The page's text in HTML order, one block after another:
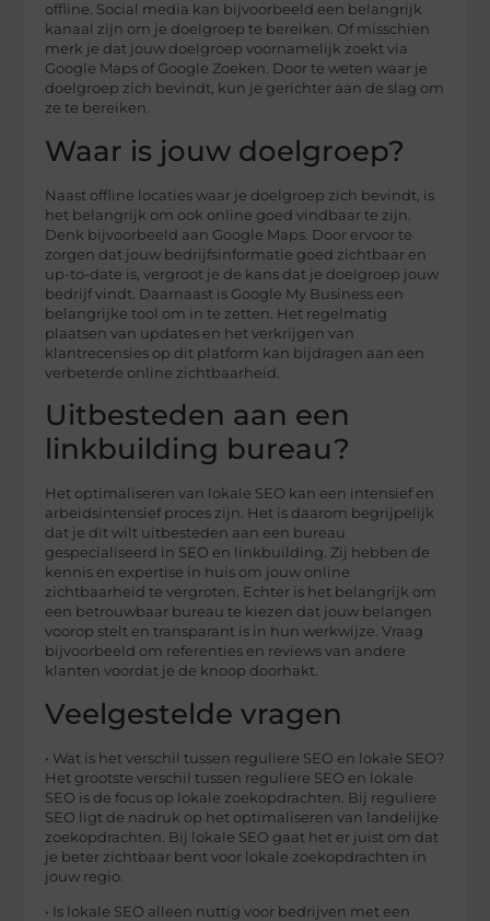
offline. Social media kan bijvoorbeeld een belangrijk
kanaal zijn om je doelgroep te bereiken. Of misschien
merk je dat jouw doelgroep voornamelijk zoekt via
Google Maps of Google Zoeken. Door te weten waar je
doelgroep zich bevindt, kun je gerichter aan de slag om
ze te bereiken.
Waar is jouw doelgroep?
Naast offline locaties waar je doelgroep zich bevindt, is
het belangrijk om ook online goed vindbaar te zijn.
Denk bijvoorbeeld aan Google Maps. Door ervoor te
zorgen dat jouw bedrijfsinformatie goed zichtbaar en
up-to-date is, vergroot je de kans dat je doelgroep jouw
bedrijf vindt. Daarnaast is Google My Business een
belangrijke tool om in te zetten. Het regelmatig
plaatsen van updates en het verkrijgen van
klantrecensies op dit platform kan bijdragen aan een
verbeterde online zichtbaarheid.
Uitbesteden aan een
linkbuilding bureau?
Het optimaliseren van lokale SEO kan een intensief en
arbeidsintensief proces zijn. Het is daarom begrijpelijk
dat je dit wilt uitbesteden aan een bureau
gespecialiseerd in SEO en linkbuilding. Zij hebben de
kennis en expertise in huis om jouw online
zichtbaarheid te vergroten. Echter is het belangrijk om
een betrouwbaar bureau te kiezen dat jouw belangen
voorop stelt en transparant is in hun werkwijze. Vraag
bijvoorbeeld om referenties en reviews van andere
klanten voordat je de knoop doorhakt.
Veelgestelde vragen
• Wat is het verschil tussen reguliere SEO en lokale SEO?
Het grootste verschil tussen reguliere SEO en lokale
SEO is de focus op lokale zoekopdrachten. Bij reguliere
SEO ligt de nadruk op het optimaliseren van landelijke
zoekopdrachten. Bij lokale SEO gaat het er juist om dat
je beter zichtbaar bent voor lokale zoekopdrachten in
jouw regio.
• Is lokale SEO alleen nuttig voor bedrijven met een